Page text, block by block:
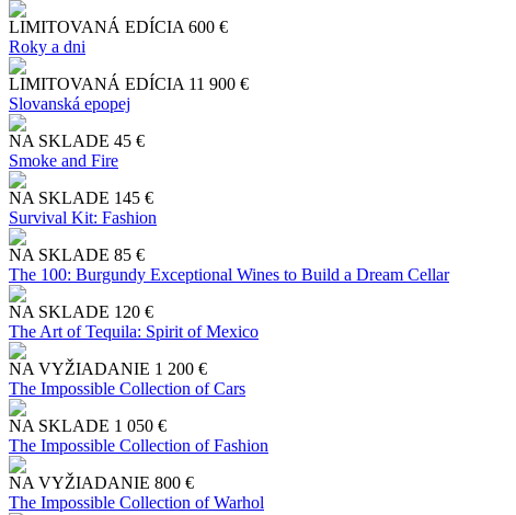
LIMITOVANÁ EDÍCIA 600 €
Roky a dni
LIMITOVANÁ EDÍCIA 11 900 €
Slo​vanská epopej
NA SKLADE 45 €
Smoke and Fire
NA SKLADE 145 €
Survival Kit: Fashion
NA SKLADE 85 €
The 100: Burgundy Exceptional Wines to Build a Dream Cellar
NA SKLADE 120 €
The Art of Tequila: Spirit of Mexico
NA VYŽIADANIE 1 200 €
The Impossible Collection of Cars
NA SKLADE 1 050 €
The Impossible Collection of Fashion
NA VYŽIADANIE 800 €
The Impossible Collection of Warhol